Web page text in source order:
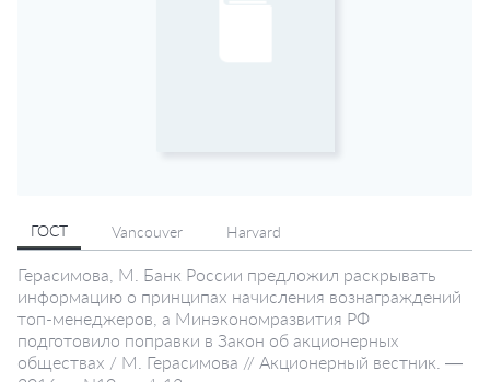
ГОСТ Vancouver Harvard
Герасимова, М. Банк России предложил раскрывать
информацию о принципах начисления вознаграждений
топ-менеджеров, а Минэкономразвития РФ
подготовило поправки в Закон об акционерных
обществах / М. Герасимова // Акционерный вестник. —